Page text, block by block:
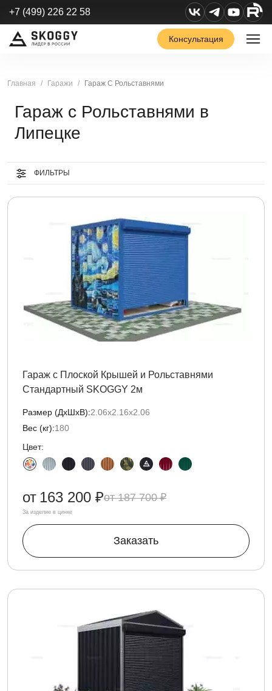
+7 (499) 226 22 58
Консультация
Главная Гаражи Гараж С Рольставнями
Гараж с Рольставнями в
Липецке
ФИЛЬТРЫ
Гараж с Плоской Крышей и Рольставнями
Стандартный SKOGGY 2м
Размер (ДxШxВ):2.06х2.16х2.06
Вес (кг):180
Цвет:
187 700 ₽
от 163 200 ₽
За изделие в цинке
Заказать